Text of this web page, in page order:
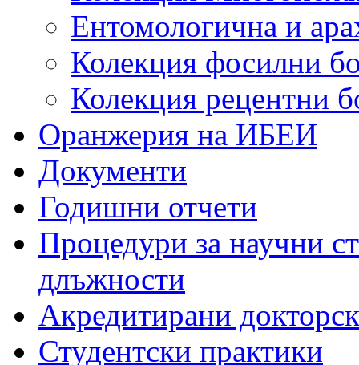
Ентомологична и
Колекция фосилни
Колекция рецентни
Оранжерия на ИБЕИ
Документи
Годишни отчети
Процедури за научни
длъжности
Акредитирани
Студентски практики